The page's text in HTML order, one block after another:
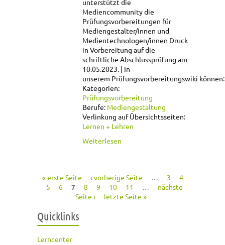
Mediencommunity die
Prüfungsvorbereitungen für
Mediengestalter/innen und
Medientechnologen/innen Druck
in Vorbereitung auf die
schriftliche Abschlussprüfung am
10.05.2023.
In
unserem Prüfungsvorbereitungswiki können:
Kategorien:
Prüfungsvorbereitung
Berufe: Mediengestaltung
Verlinkung auf Übersichtsseiten:
Lernen + Lehren
Weiterlesen
Seiten
« erste Seite ‹ vorherige Seite 3
4
5
6 7 8 9 10 11
nächste
Seite ›
letzte Seite »
Quicklinks
Lerncenter